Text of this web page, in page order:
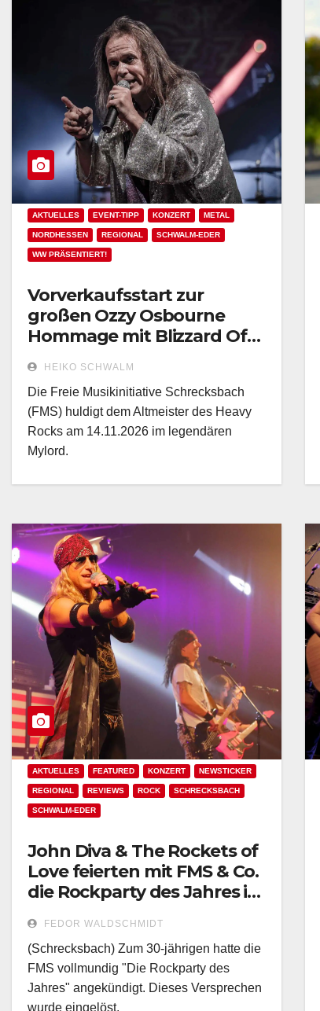
AKTUELLES EVENT-TIPP KONZERT METAL
NORDHESSEN REGIONAL SCHWALM-EDER
WW PRÄSENTIERT!
Vorverkaufsstart zur
großen Ozzy Osbourne
Hommage mit Blizzard Of
HEIKO SCHWALM
Die Freie Musikinitiative Schrecksbach
(FMS) huldigt dem Altmeister des Heavy
Rocks am 14.11.2026 im legendären
Mylord.
AKTUELLES FEATURED KONZERT NEWSTICKER
REGIONAL REVIEWS ROCK SCHRECKSBACH
SCHWALM-EDER
John Diva & The Rockets of
Love feierten mit FMS & Co.
die Rockparty des Jahres in
FEDOR WALDSCHMIDT
(Schrecksbach) Zum 30-jährigen hatte die
FMS vollmundig "Die Rockparty des
Jahres" angekündigt. Dieses Versprechen
wurde eingelöst.